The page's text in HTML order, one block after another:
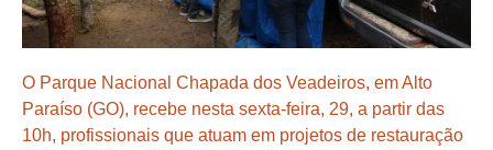
O Parque Nacional Chapada dos Veadeiros, em Alto
Paraíso (GO), recebe nesta sexta-feira, 29, a partir das
10h, profissionais que atuam em projetos de restauração